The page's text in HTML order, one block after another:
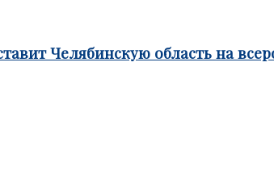
Челябинскую область на